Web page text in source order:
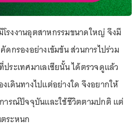
รงงานอุตสาหกรรมขนาดใหญ่ จึงมี
ดกรองอย่างเข้มข้น ส่วนการไปร่วม
ระเทศมาเลเซียนั้น ได้ตรวจดูแล้ว
เดินทางไปแต่อย่างใด จึงอยากให้
ารณ์ปัจจุบันและใช้ชีวิตตามปกติ แต่
ระหนก